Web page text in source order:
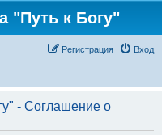
"Путь к Богу"
Вход
Регистрация
- Соглашение о